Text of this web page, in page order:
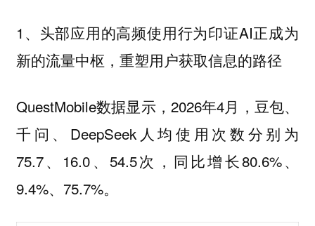
1、头部应用的高频使用行为印证AI正成为
新的流量中枢，重塑用户获取信息的路径
QuestMobile数据显示，2026年4月，豆包、
千问、DeepSeek人均使用次数分别为
75.7、16.0、54.5次，同比增长80.6%、
9.4%、75.7%。